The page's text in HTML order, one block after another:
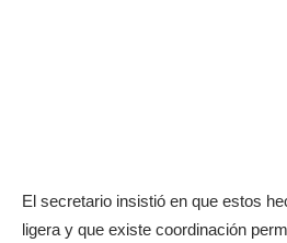
El secretario insistió en que estos
ligera y que existe coordinación